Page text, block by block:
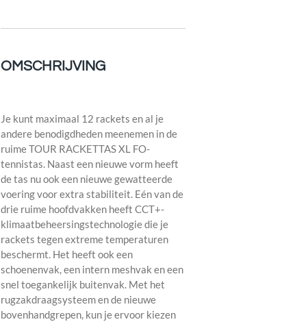
OMSCHRIJVING
Je kunt maximaal 12 rackets en al je
andere benodigdheden meenemen in de
ruime TOUR RACKETTAS XL FO-
tennistas. Naast een nieuwe vorm heeft
de tas nu ook een nieuwe gewatteerde
voering voor extra stabiliteit. Eén van de
drie ruime hoofdvakken heeft CCT+-
klimaatbeheersingstechnologie die je
rackets tegen extreme temperaturen
beschermt. Het heeft ook een
schoenenvak, een intern meshvak en een
snel toegankelijk buitenvak. Met het
rugzakdraagsysteem en de nieuwe
bovenhandgrepen, kun je ervoor kiezen